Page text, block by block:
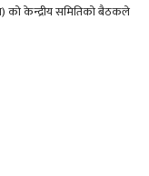
को केन्द्रीय समितिको बैठकले